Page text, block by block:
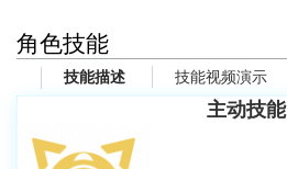
角色技能
技能描述 技能视频演示
主动技能